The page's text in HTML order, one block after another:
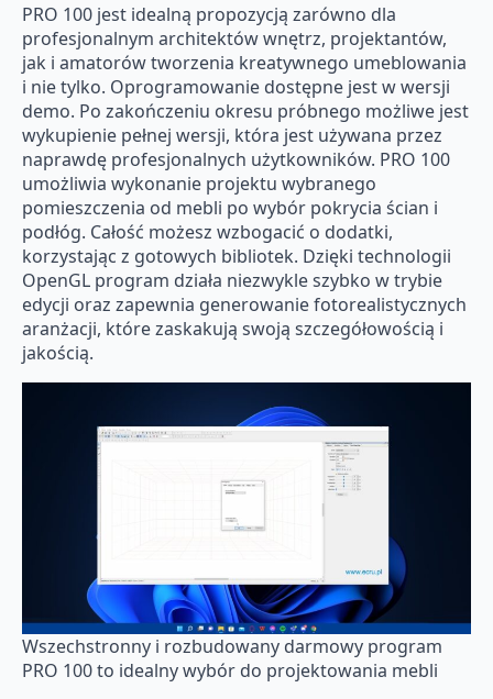
PRO 100 jest idealną propozycją zarówno dla
profesjonalnym architektów wnętrz, projektantów,
jak i amatorów tworzenia kreatywnego umeblowania
i nie tylko. Oprogramowanie dostępne jest w wersji
demo. Po zakończeniu okresu próbnego możliwe jest
wykupienie pełnej wersji, która jest używana przez
naprawdę profesjonalnych użytkowników. PRO 100
umożliwia wykonanie projektu wybranego
pomieszczenia od mebli po wybór pokrycia ścian i
podłóg. Całość możesz wzbogacić o dodatki,
korzystając z gotowych bibliotek. Dzięki technologii
OpenGL program działa niezwykle szybko w trybie
edycji oraz zapewnia generowanie fotorealistycznych
aranżacji, które zaskakują swoją szczegółowością i
jakością.
Wszechstronny i rozbudowany darmowy program
PRO 100 to idealny wybór do projektowania mebli